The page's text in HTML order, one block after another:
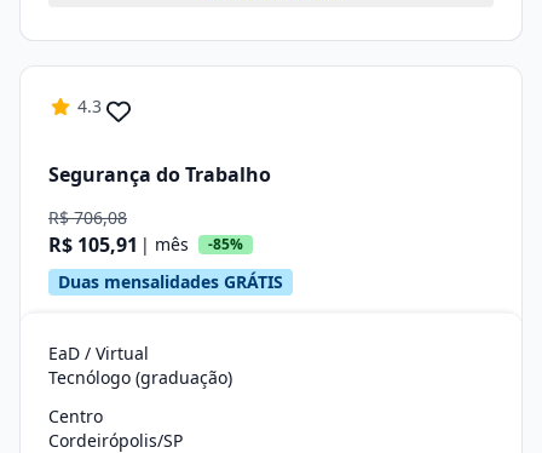
4.3
Segurança do Trabalho
R$ 706,08
R$ 105,91 | mês -85%
Duas mensalidades GRÁTIS
EaD / Virtual
Tecnólogo (graduação)
Centro
Cordeirópolis/SP